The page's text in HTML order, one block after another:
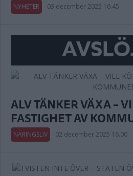
NYHETER 03 december 2025 16.45
ALV TÄNKER VÄXA –
FASTIGHET AV
NÄRINGSLIV 02 december 2025 16.00